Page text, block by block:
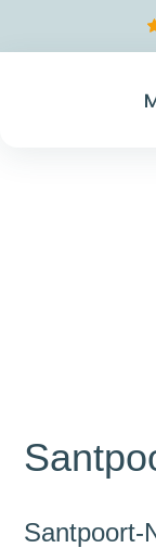
Santpoort-